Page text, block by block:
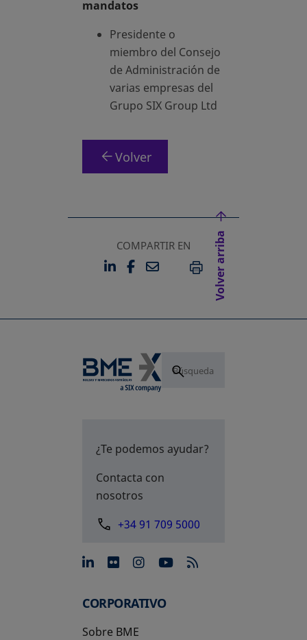
mandatos
Presidente o
miembro del Consejo
de Administración de
varias empresas del
Grupo SIX Group Ltd
Volver
COMPARTIR EN
LINKEDIN
SE ABRE EN UNA PESTAÑA
FACEBOOK
SE ABRE EN UNA
EMAILIMPRIMIR
Volver arriba
¿Te podemos ayudar?
Contacta con
nosotros
+34 91 709 5000
se abre en una pestaña
se abre en una pestaña
se abre en una
se abre en una
CORPORATIVO
Sobre BME